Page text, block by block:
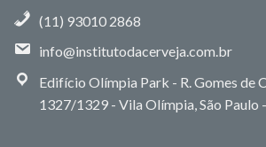
(11) 93010 2868
info@institutodacerveja.com.br
Edifício Olímpia Park - R. Gomes de
1327/1329 - Vila Olímpia, São Paulo